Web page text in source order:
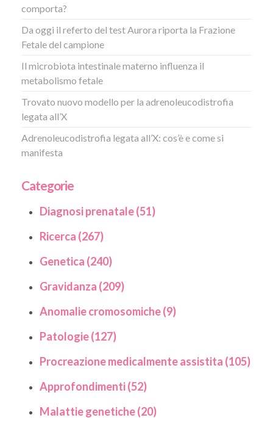
comporta?
Da oggi il referto del test Aurora riporta la Frazione
Fetale del campione
Il microbiota intestinale materno influenza il
metabolismo fetale
Trovato nuovo modello per la adrenoleucodistrofia
legata all’X
Adrenoleucodistrofia legata all’X: cos’è e come si
manifesta
Categorie
Diagnosi prenatale (51)
Ricerca (267)
Genetica (240)
Gravidanza (209)
Anomalie cromosomiche (9)
Patologie (127)
Procreazione medicalmente assistita (105)
Approfondimenti (52)
Malattie genetiche (20)